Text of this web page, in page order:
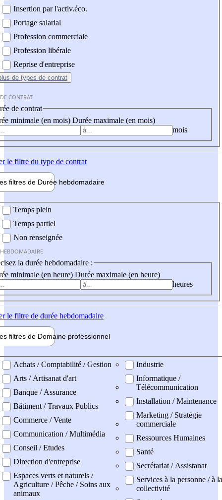
Insertion par l'activ.éco.
Portage salarial
Profession commerciale
Profession libérale
Reprise d'entreprise
de types de contrat
CONTRAT
de contrat
minimale (en mois) Durée maximale (en mois)
mois
le filtre du type de contrat
filtres de Durée hebdomadaire
Temps plein
Temps partiel
Non renseignée
la durée hebdomadaire :
minimale (en heure) Durée maximale (en heure)
heures
le filtre de durée hebdomadaire
filtres de Domaine professionnel
professionel
Achats / Comptabilité / Gestion
Arts / Artisanat d'art
Banque / Assurance
Bâtiment / Travaux Publics
Commerce / Vente
Communication / Multimédia
Conseil / Etudes
Direction d'entreprise
Espaces verts et naturels /
Agriculture / Pêche / Soins aux
animaux
Industrie
Informatique /
Télécommunication
Installation / Maintenance
Marketing / Stratégie
commerciale
Ressources Humaines
Santé
Secrétariat / Assistanat
Services à la personne / à la
collectivité